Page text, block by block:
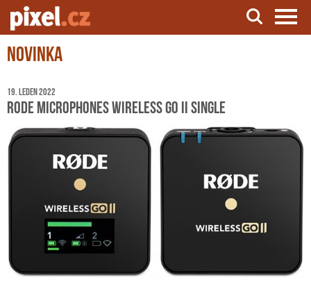
Server o natáčení a zpracování videa
Novinka
19. leden 2022
RODE Microphones Wireless GO II Single